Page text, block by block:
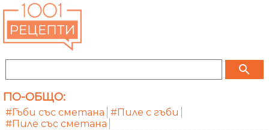
search
ПО-ОБЩО:
#Гъби със сметана #Пиле с гъби
#Пиле със сметана